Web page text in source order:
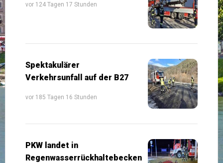
vor 124 Tagen 17 Stunden
Spektakulärer
Verkehrsunfall auf der B27
vor 185 Tagen 16 Stunden
PKW landet in
Regenwasserrückhaltebecken